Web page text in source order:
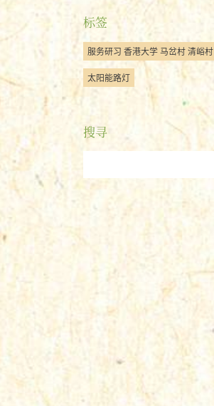
标签
服务研习 香港大学 马岔村 清峪村
太阳能路灯
搜寻